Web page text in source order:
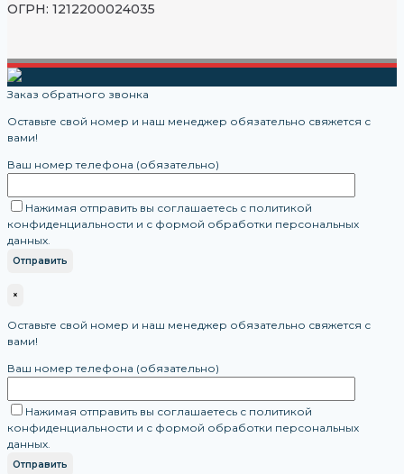
ОГРН: 1212200024035
Заказ обратного звонка
Оставьте свой номер и наш менеджер обязательно свяжется с
вами!
Ваш номер телефона (обязательно)
Нажимая отправить вы соглашаетесь с политикой
конфиденциальности и с формой обработки персональных
данных.
×
Оставьте свой номер и наш менеджер обязательно свяжется с
вами!
Ваш номер телефона (обязательно)
Нажимая отправить вы соглашаетесь с политикой
конфиденциальности и с формой обработки персональных
данных.